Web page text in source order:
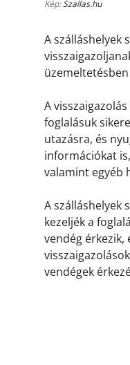
Kép:Szallas.hu
A szálláshelyek
A
foglalásuk
utazásra, és
információkat
valamint egyéb
A szálláshelyek
kezeljék a
vendég érkezik,
vendégek